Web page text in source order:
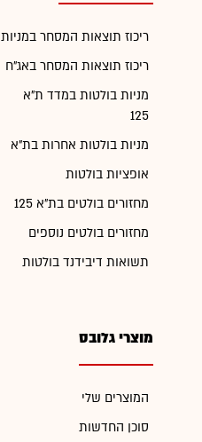
ריכוז תוצאות המסחר במניות
ריכוז תוצאות המסחר באג"ח
מניות בולטות במדד ת"א
125
מניות בולטות אחרות בת"א
אופציות בולטות
מחזורים בולטים בת"א 125
מחזורים בולטים נוספים
תשואות דיבידנד בולטות
מוצרי גלובס
המוצרים שלי
סוכן החדשות